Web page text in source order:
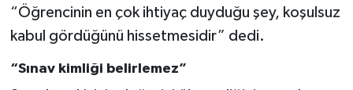
“Öğrencinin en çok ihtiyaç duyduğu şey, koşulsuz
kabul gördüğünü hissetmesidir” dedi.
“Sınav kimliği belirlemez”